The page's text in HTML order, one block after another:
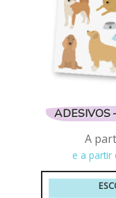
ADESIVOS
A
e a partir